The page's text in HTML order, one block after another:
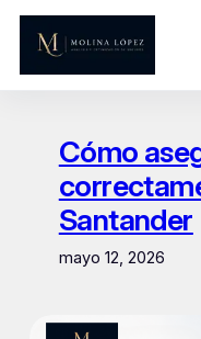
Saltar
contenido
Cómo
Santander
mayo 12, 2026